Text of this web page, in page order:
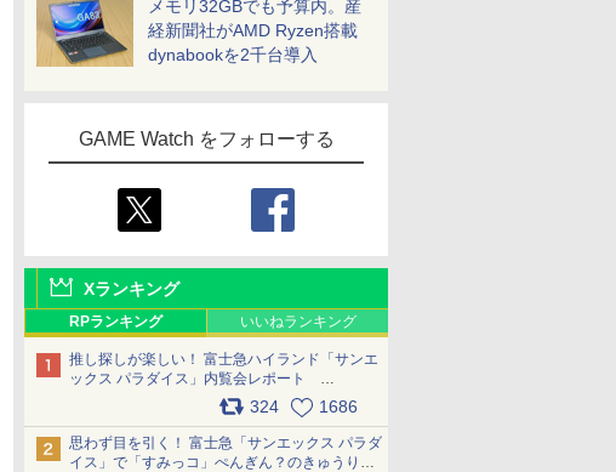
メモリ32GBでも予算内。産
経新聞社がAMD Ryzen搭載
dynabookを2千台導入
GAME Watch をフォローする
Xランキング
RPランキング いいねランキング
推し探しが楽しい！ 富士急ハイランド「サンエ
ックス パラダイス」内覧会レポート
324 1686
思わず目を引く！ 富士急「サンエックス パラダ
イス」で「すみっコ」ぺんぎん？のきゅうりド